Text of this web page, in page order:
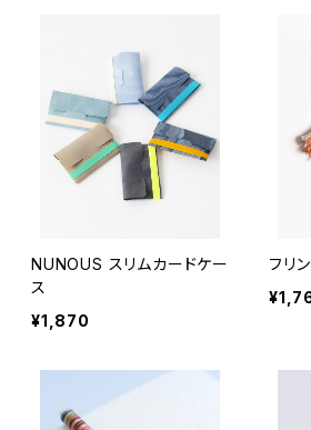
NUNOUS スリムカードケー
ス
¥1,870
フリ